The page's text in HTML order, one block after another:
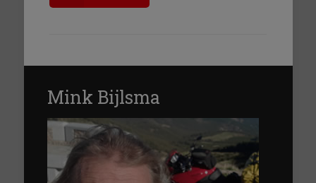
Mink Bijlsma